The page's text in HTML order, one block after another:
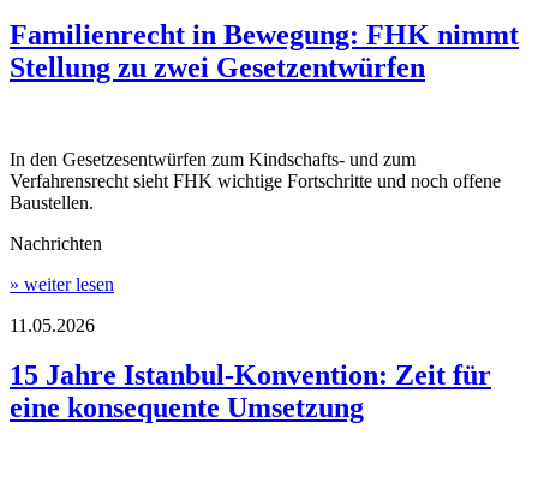
Familienrecht in Bewegung: FHK nimmt
Stellung zu zwei Gesetzentwürfen
In den Gesetzesentwürfen zum Kindschafts- und zum
Verfahrensrecht sieht FHK wichtige Fortschritte und noch offene
Baustellen.
Nachrichten
» weiter lesen
11.05.2026
15 Jahre Istanbul-Konvention: Zeit für
eine konsequente Umsetzung